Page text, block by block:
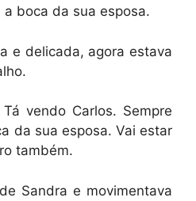
boca da sua esposa.
e delicada, agora estava
vendo Carlos. Sempre
da sua esposa. Vai estar
também.
Sandra e movimentava